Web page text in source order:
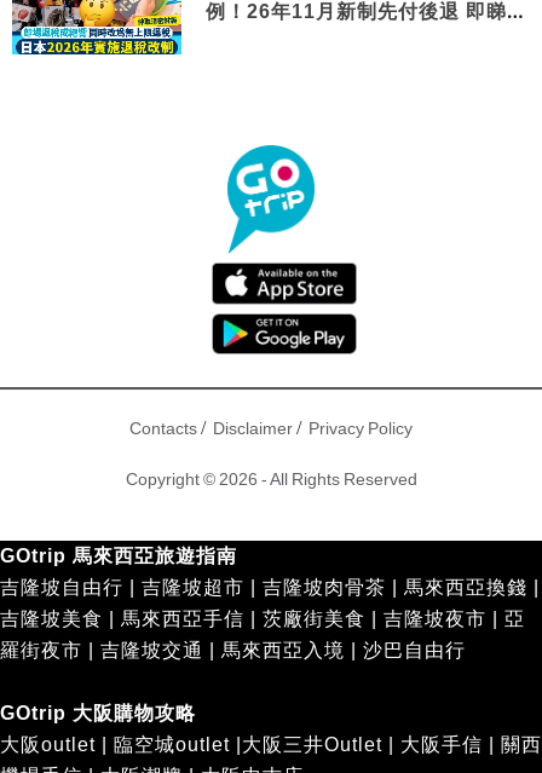
例！26年11月新制先付後退 即睇步
Contacts/ Disclaimer/ Privacy Policy
Copyright © 2026 - All Rights Reserved
GOtrip 馬來西亞旅遊指南
吉隆坡自由行
吉隆坡超市 吉隆坡肉骨茶 馬來西亞換錢
吉隆坡美食
馬來西亞手信 茨廠街美食 吉隆坡夜市
亞
羅街夜市
吉隆坡交通 馬來西亞入境 沙巴自由行
GOtrip 大阪購物攻略
大阪outlet
臨空城outlet 大阪三井Outlet 大阪手信
關西